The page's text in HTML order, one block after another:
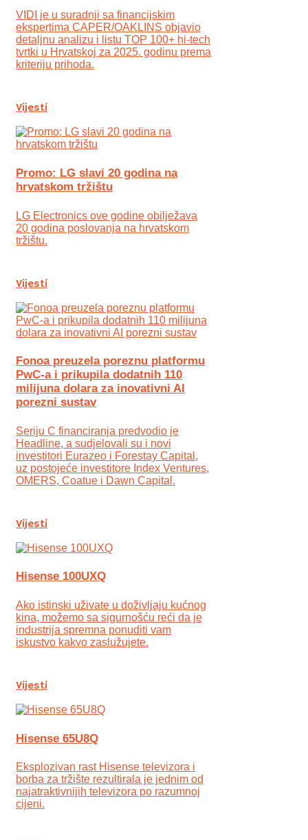
VIDI je u suradnji sa financijskim
ekspertima CAPER/OAKLINS objavio
detaljnu analizu i listu TOP 100+ hi-tech
tvrtki u Hrvatskoj za 2025. godinu prema
kriteriju prihoda.
Vijesti
Promo: LG slavi 20 godina na
hrvatskom tržištu
LG Electronics ove godine obilježava
20 godina poslovanja na hrvatskom
tržištu.
Vijesti
Fonoa preuzela poreznu platformu
PwC-a i prikupila dodatnih 110
milijuna dolara za inovativni AI
porezni sustav
Seriju C financiranja predvodio je
Headline, a sudjelovali su i novi
investitori Eurazeo i Forestay Capital,
uz postojeće investitore Index Ventures,
OMERS, Coatue i Dawn Capital.
Vijesti
Hisense 100UXQ
Ako istinski uživate u doživljaju kućnog
kina, možemo sa sigurnošću reći da je
industrija spremna ponuditi vam
iskustvo kakvo zaslužujete.
Vijesti
Hisense 65U8Q
Eksplozivan rast Hisense televizora i
borba za tržište rezultirala je jednim od
najatraktivnijih televizora po razumnoj
cijeni.